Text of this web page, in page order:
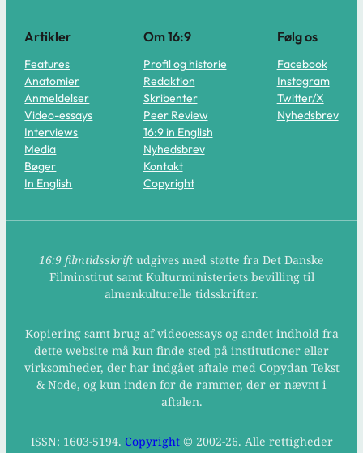
Artikler
Features
Anatomier
Anmeldelser
Video-essays
Interviews
Media
Bøger
In English
Om 16:9
Profil og historie
Redaktion
Skribenter
Peer Review
16:9 in English
Nyhedsbrev
Kontakt
Copyright
Følg os
Facebook
Instagram
Twitter/X
Nyhedsbrev
16:9 filmtidsskrift udgives med støtte fra Det Danske
Filminstitut samt Kulturministeriets bevilling til
almenkulturelle tidsskrifter.
Kopiering samt brug af videoessays og andet indhold fra
dette website må kun finde sted på institutioner eller
virksomheder, der har indgået aftale med Copydan Tekst
& Node, og kun inden for de rammer, der er nævnt i
aftalen.
ISSN: 1603-5194. Copyright© 2002-26. Alle rettigheder